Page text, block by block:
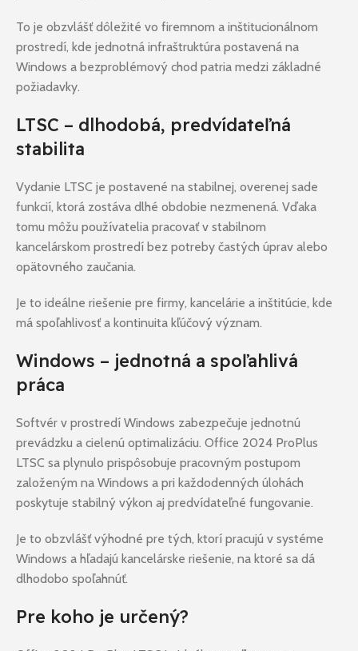
To je obzvlášť dôležité vo firemnom a inštitucionálnom
prostredí, kde jednotná infraštruktúra postavená na
Windows a bezproblémový chod patria medzi základné
požiadavky.
LTSC – dlhodobá, predvídateľná
stabilita
Vydanie LTSC je postavené na stabilnej, overenej sade
funkcií, ktorá zostáva dlhé obdobie nezmenená. Vďaka
tomu môžu používatelia pracovať v stabilnom
kancelárskom prostredí bez potreby častých úprav alebo
opätovného zaučania.
Je to ideálne riešenie pre firmy, kancelárie a inštitúcie, kde
má spoľahlivosť a kontinuita kľúčový význam.
Windows – jednotná a spoľahlivá
práca
Softvér v prostredí Windows zabezpečuje jednotnú
prevádzku a cielenú optimalizáciu. Office 2024 ProPlus
LTSC sa plynulo prispôsobuje pracovným postupom
založeným na Windows a pri každodenných úlohách
poskytuje stabilný výkon aj predvídateľné fungovanie.
Je to obzvlášť výhodné pre tých, ktorí pracujú v systéme
Windows a hľadajú kancelárske riešenie, na ktoré sa dá
dlhodobo spoľahnúť.
Pre koho je určený?